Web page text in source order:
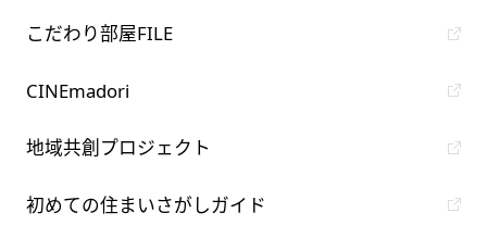
こだわり部屋FILE
CINEmadori
地域共創プロジェクト
初めての住まいさがしガイド